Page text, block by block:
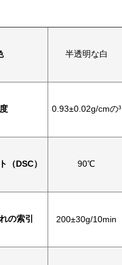
半透明な白
0.93±0.02g/cmの³
（DSC） 90℃
の索引 200±30g/10min